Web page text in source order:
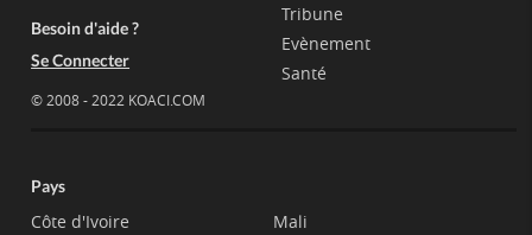
Besoin d'aide ?
Se Connecter
© 2008 - 2022 KOACI.COM
Tribune
Evènement
Santé
Pays
Côte d'Ivoire
Mali